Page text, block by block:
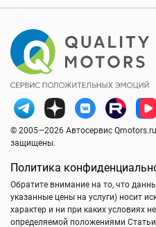
© 2005—2026 Автосервис
защищены.
Политика
Обратите внимание на то, что
указанные цены на услуги) носит
характер и ни при каких условиях
определяемой положениями